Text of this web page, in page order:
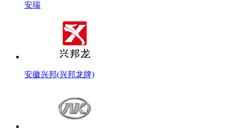
安瑞
安徽兴邦(兴邦龙牌)